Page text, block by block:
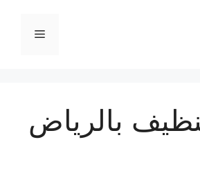
القائمة
بالرياض